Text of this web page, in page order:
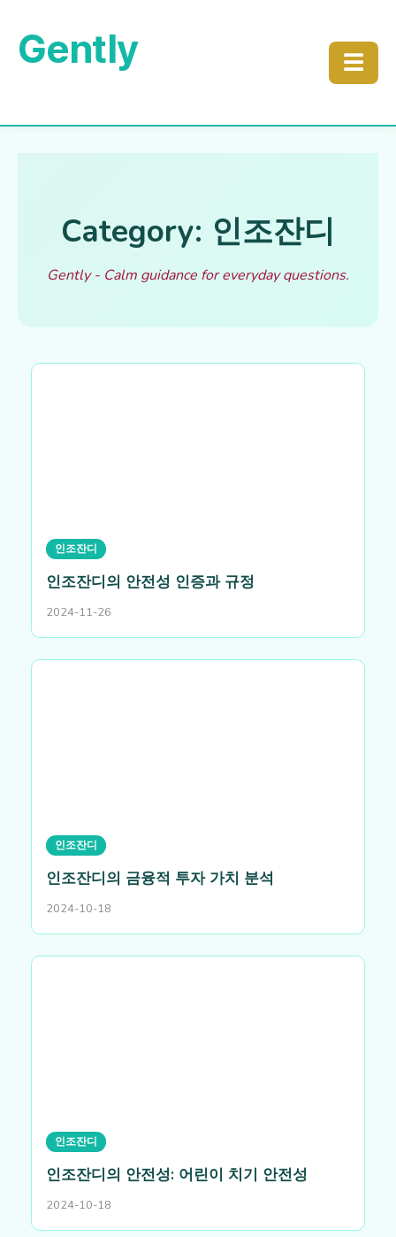
Gently ☰
Category: 인조잔디
Gently - Calm guidance for everyday questions.
인조잔디
인조잔디의 안전성 인증과 규정
2024-11-26
인조잔디
인조잔디의 금융적 투자 가치 분석
2024-10-18
인조잔디
인조잔디의 안전성: 어린이 치기 안전성
2024-10-18